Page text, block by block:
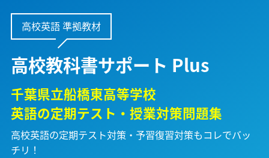
高校英語 準拠教材
高校教科書サポート Plus
千葉県立船橋東高等学校
英語の定期テスト・授業対策問題集
高校英語の定期テスト対策・予習復習対策もコレでバッ
チリ！